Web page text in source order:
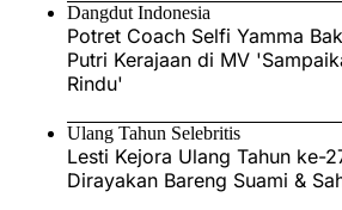
Dangdut Indonesia
Potret Coach Selfi Yamma Bak
Putri Kerajaan di MV
Rindu'
Ulang Tahun Selebritis
Lesti Kejora Ulang Tahun ke-
Dirayakan Bareng Suami &